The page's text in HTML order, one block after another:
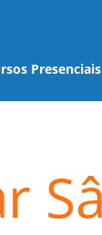
Presenciais